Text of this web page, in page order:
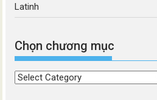
Latinh
Chọn chương mục
Chọn